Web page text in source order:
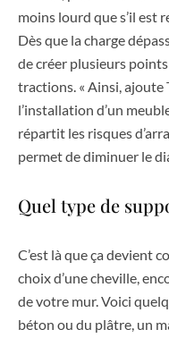
moins lourd que s’il est
Dès que la charge
de créer plusieurs
tractions. « Ainsi, ajoute
l’installation d’un
répartit les risques
permet de diminuer le
Quel type de
C’est là que ça devient
choix d’une cheville,
de votre mur. Voici
béton ou du plâtre, un